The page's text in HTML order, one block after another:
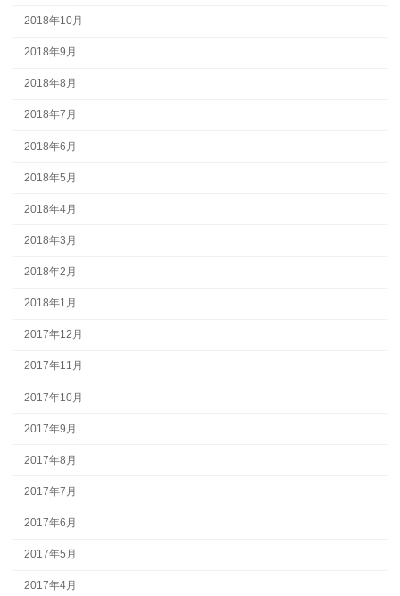
2018年10月
2018年9月
2018年8月
2018年7月
2018年6月
2018年5月
2018年4月
2018年3月
2018年2月
2018年1月
2017年12月
2017年11月
2017年10月
2017年9月
2017年8月
2017年7月
2017年6月
2017年5月
2017年4月